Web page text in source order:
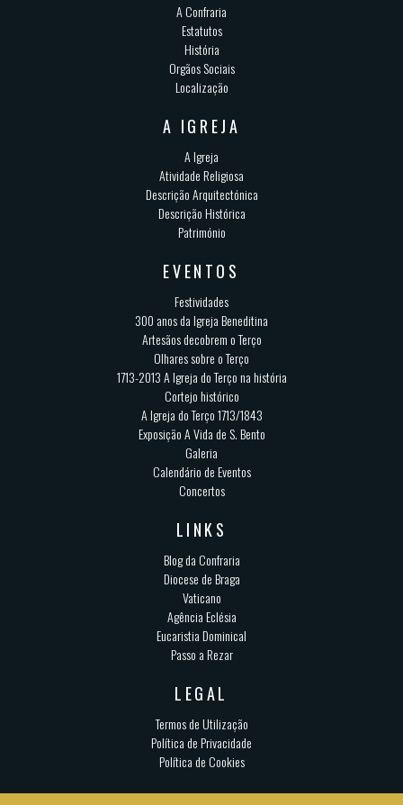
A Confraria
Estatutos
História
Orgãos Sociais
Localização
A IGREJA
A Igreja
Atividade Religiosa
Descrição Arquitectónica
Descrição Histórica
Património
EVENTOS
Festividades
300 anos da Igreja Beneditina
Artesãos decobrem o Terço
Olhares sobre o Terço
1713-2013 A Igreja do Terço na história
Cortejo histórico
A Igreja do Terço 1713/1843
Exposição A Vida de S. Bento
Galeria
Calendário de Eventos
Concertos
LINKS
Blog da Confraria
Diocese de Braga
Vaticano
Agência Eclésia
Eucaristia Dominical
Passo a Rezar
LEGAL
Termos de Utilização
Política de Privacidade
Política de Cookies